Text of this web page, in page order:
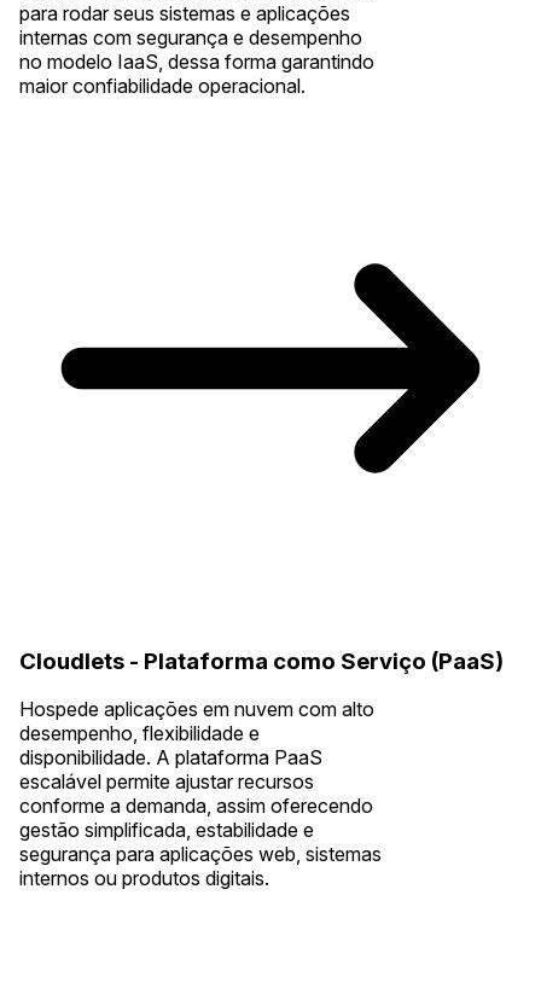
para rodar seus sistemas e aplicações
internas com segurança e desempenho
no modelo IaaS, dessa forma garantindo
maior confiabilidade operacional.
Cloudlets - Plataforma como Serviço (PaaS)
Hospede aplicações em nuvem com alto
desempenho, flexibilidade e
disponibilidade. A plataforma PaaS
escalável permite ajustar recursos
conforme a demanda, assim oferecendo
gestão simplificada, estabilidade e
segurança para aplicações web, sistemas
internos ou produtos digitais.